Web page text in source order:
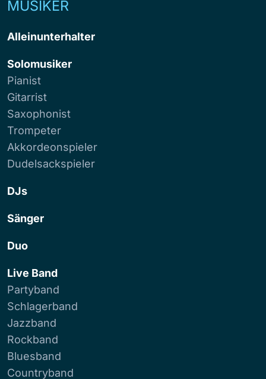
MUSIKER
Alleinunterhalter
Solomusiker
Pianist
Gitarrist
Saxophonist
Trompeter
Akkordeonspieler
Dudelsackspieler
DJs
Sänger
Duo
Live Band
Partyband
Schlagerband
Jazzband
Rockband
Bluesband
Countryband